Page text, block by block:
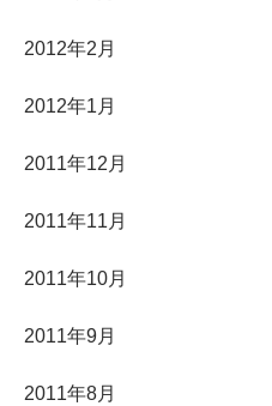
2012年2月
2012年1月
2011年12月
2011年11月
2011年10月
2011年9月
2011年8月